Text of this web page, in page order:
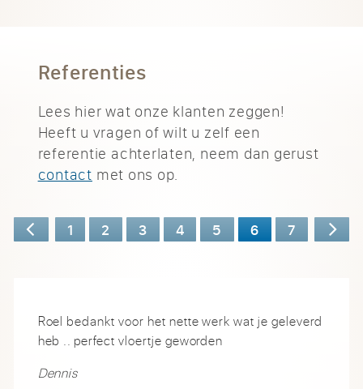
Referenties
Lees hier wat onze klanten zeggen!
Heeft u vragen of wilt u zelf een
referentie achterlaten, neem dan gerust
contact met ons op.
1 2 3 4 5 6 7
Roel bedankt voor het nette werk wat je geleverd
heb .. perfect vloertje geworden
Dennis